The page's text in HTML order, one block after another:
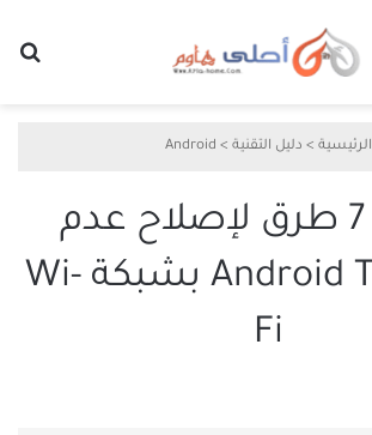
الرئيسية > دليل التقنية >
Android
أفضل 7 طرق لإصلاح عدم
اتصال Android TV بشبكة Wi-
Fi